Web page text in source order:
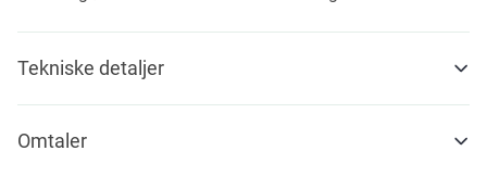
Tekniske detaljer
Omtaler